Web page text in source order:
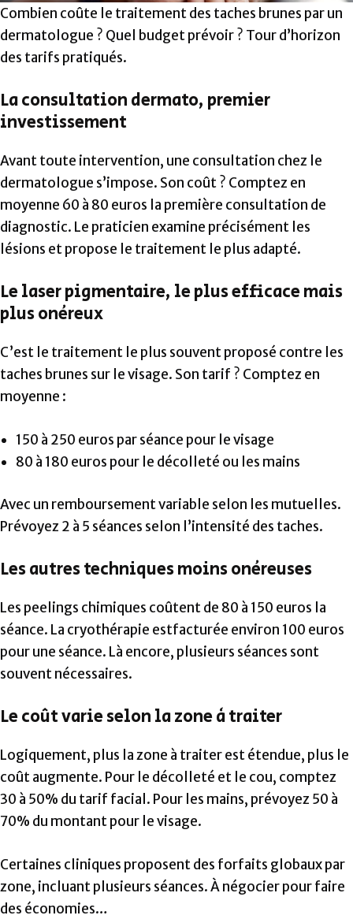
Combien coûte le traitement des taches brunes par un
dermatologue ? Quel budget prévoir ? Tour d’horizon
des tarifs pratiqués.
La consultation dermato, premier
investissement
Avant toute intervention, une consultation chez le
dermatologue s’impose. Son coût ? Comptez en
moyenne 60 à 80 euros la première consultation de
diagnostic. Le praticien examine précisément les
lésions et propose le traitement le plus adapté.
Le laser pigmentaire, le plus efficace mais
plus onéreux
C’est le traitement le plus souvent proposé contre les
taches brunes sur le visage. Son tarif ? Comptez en
moyenne :
150 à 250 euros par séance pour le visage
80 à 180 euros pour le décolleté ou les mains
Avec un remboursement variable selon les mutuelles.
Prévoyez 2 à 5 séances selon l’intensité des taches.
Les autres techniques moins onéreuses
Les peelings chimiques coûtent de 80 à 150 euros la
séance. La cryothérapie estfacturée environ 100 euros
pour une séance. Là encore, plusieurs séances sont
souvent nécessaires.
Le coût varie selon la zone à traiter
Logiquement, plus la zone à traiter est étendue, plus le
coût augmente. Pour le décolleté et le cou, comptez
30 à 50% du tarif facial. Pour les mains, prévoyez 50 à
70% du montant pour le visage.
Certaines cliniques proposent des forfaits globaux par
zone, incluant plusieurs séances. À négocier pour faire
des économies…